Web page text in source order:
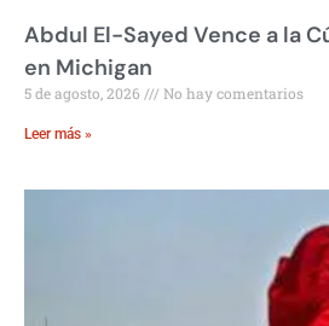
Abdul El-Sayed Vence a la
en Michigan
5 de agosto, 2026 No hay comentarios
Leer más »